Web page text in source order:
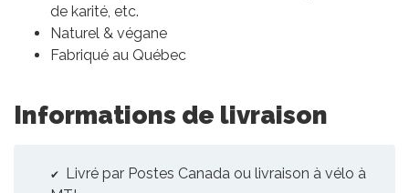
de karité, etc.
Naturel & végane
Fabriqué au Québec
Informations de livraison
Livré par Postes Canada ou livraison à vélo à